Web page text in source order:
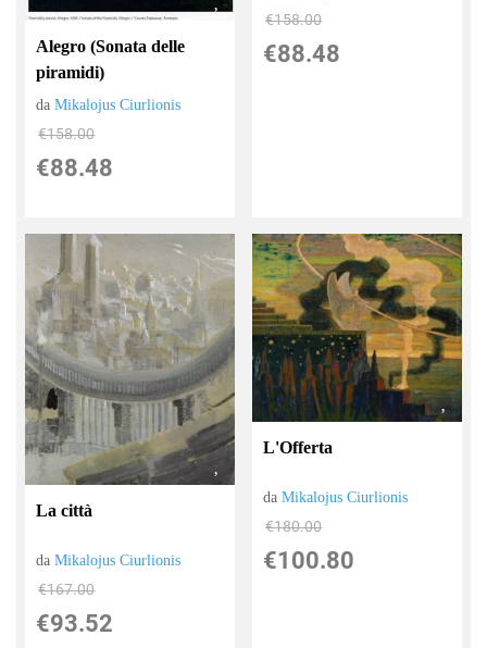
Alegro (Sonata delle
piramidi)
daMikalojus Ciurlionis
€158.00
€88.48
€158.00
€88.48
La città
daMikalojus Ciurlionis
€167.00
€93.52
L'Offerta
daMikalojus Ciurlionis
€180.00
€100.80